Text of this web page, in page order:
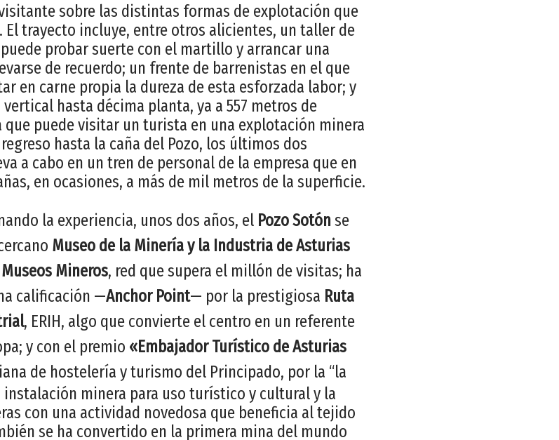
sobre las distintas formas de explotación que
El trayecto incluye, entre otros alicientes, un taller de
probar suerte con el martillo y arrancar una
de recuerdo; un frente de barrenistas en el que
en carne propia la dureza de esta esforzada labor; y
hasta décima planta, ya a 557 metros de
puede visitar un turista en una explotación minera
hasta la caña del Pozo, los últimos dos
a cabo en un tren de personal de la empresa que en
en ocasiones, a más de mil metros de la superficie.
la experiencia, unos dos años, el Pozo Sotón se
Museo de la Minería y la Industria de Asturias
Mineros, red que supera el millón de visitas; ha
calificación —Anchor Point— por la prestigiosa Ruta
, ERIH, algo que convierte el centro en un referente
y con el premio «Embajador Turístico de Asturias
de hostelería y turismo del Principado, por la “la
minera para uso turístico y cultural y la
con una actividad novedosa que beneficia al tejido
se ha convertido en la primera mina del mundo